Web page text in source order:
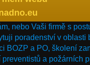
nebo Vaši firmě s
poradenství v
BOZP a PO, školení
preventistů a požárních